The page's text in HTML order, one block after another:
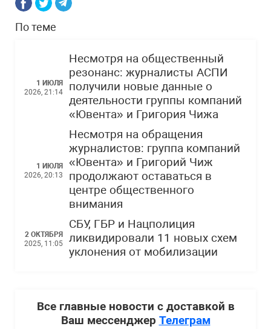
По теме
1 ИЮЛЯ
2026, 21:14
Несмотря на общественный
резонанс: журналисты АСПИ
получили новые данные о
деятельности группы компаний
«Ювента» и Григория Чижа
1 ИЮЛЯ
2026, 20:13
Несмотря на обращения
журналистов: группа компаний
«Ювента» и Григорий Чиж
продолжают оставаться в
центре общественного
внимания
2 ОКТЯБРЯ
2025, 11:05
СБУ, ГБР и Нацполиция
ликвидировали 11 новых схем
уклонения от мобилизации
Все главные новости с доставкой в
Ваш мессенджер Телеграм